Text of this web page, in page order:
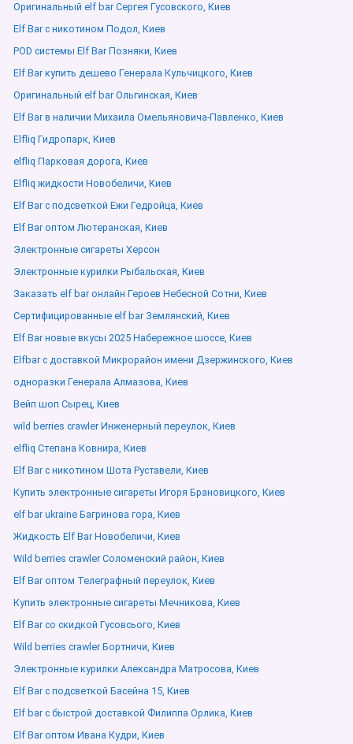
Оригинальный elf bar Сергея Гусовского, Киев
Elf Bar с никотином Подол, Киев
POD системы Elf Bar Позняки, Киев
Elf Bar купить дешево Генерала Кульчицкого, Киев
Оригинальный elf bar Ольгинская, Киев
Elf Bar в наличии Михаила Омельяновича-Павленко, Киев
Elfliq Гидропарк, Киев
elfliq Парковая дорога, Киев
Elfliq жидкости Новобеличи, Киев
Elf Bar с подсветкой Ежи Гедройца, Киев
Elf Bar оптом Лютеранская, Киев
Электронные сигареты Херсон
Электронные курилки Рыбальская, Киев
Заказать elf bar онлайн Героев Небесной Сотни, Киев
Сертифицированные elf bar Землянский, Киев
Elf Bar новые вкусы 2025 Набережное шоссе, Киев
Elfbar с доставкой Микрорайон имени Дзержинского, Киев
одноразки Генерала Алмазова, Киев
Вейп шоп Сырец, Киев
wild berries crawler Инженерный переулок, Киев
elfliq Степана Ковнира, Киев
Elf Bar с никотином Шота Руставели, Киев
Купить электронные сигареты Игоря Брановицкого, Киев
elf bar ukraine Багринова гора, Киев
Жидкость Elf Bar Новобеличи, Киев
Wild berries crawler Соломенский район, Киев
Elf Bar оптом Телеграфный переулок, Киев
Купить электронные сигареты Мечникова, Киев
Elf Bar со скидкой Гусовсього, Киев
Wild berries crawler Бортничи, Киев
Электронные курилки Александра Матросова, Киев
Elf Bar с подсветкой Басейна 15, Киев
Elf bar с быстрой доставкой Филиппа Орлика, Киев
Elf Bar оптом Ивана Кудри, Киев